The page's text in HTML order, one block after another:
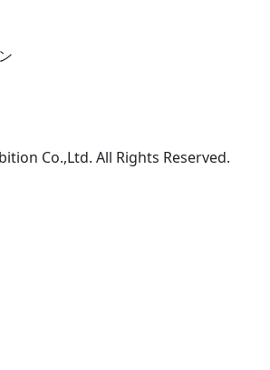
Co.,Ltd. All Rights Reserved.